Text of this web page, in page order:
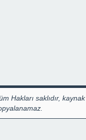
Hakları saklıdır, kaynak